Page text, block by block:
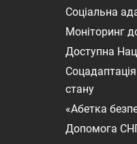
Соціальна
Моніторинг
Доступна
стану
«Абетка
Допомога